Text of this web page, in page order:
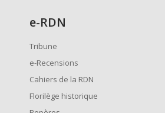
e-RDN
Tribune
e-Recensions
Cahiers de la RDN
Florilège historique